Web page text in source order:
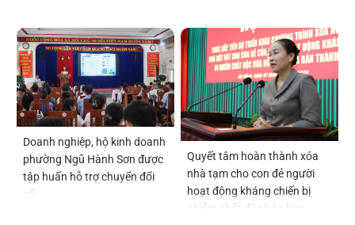
Doanh nghiệp, hộ kinh doanh
phường Ngũ Hành Sơn được
tập huấn hỗ trợ chuyển đổi
số
Quyết tâm hoàn thành xóa
nhà tạm cho con đẻ người
hoạt động kháng chiến bị
nhiễm chất độc hóa học